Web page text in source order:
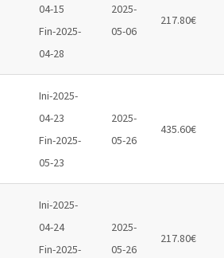
04-15
Fin-2025-
04-28
2025-
05-06
217.80€
Ini-2025-
04-23
Fin-2025-
05-23
2025-
05-26
435.60€
Ini-2025-
04-24
Fin-2025-
2025-
05-26
217.80€